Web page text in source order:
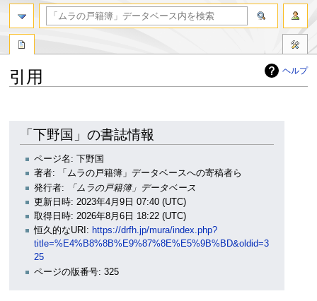
ヘルプ
引用
「下野国」の書誌情報
ページ名: 下野国
著者: 「ムラの戸籍簿」データベースへの寄稿者ら
発行者:
「ムラの戸籍簿」データベース
更新日時: 2023年4月9日 07:40 (UTC)
取得日時: 2026年8月6日 18:22 (UTC)
恒久的なURI: https://drfh.jp/mura/index.php?
title=%E4%B8%8B%E9%87%8E%E5%9B%BD&oldid=3
25
ページの版番号: 325
検索